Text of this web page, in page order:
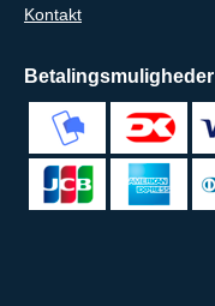
Kontakt
Betalingsmuligheder